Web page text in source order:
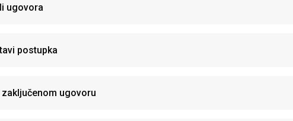
ugovora
postupka
zaključenom ugovoru